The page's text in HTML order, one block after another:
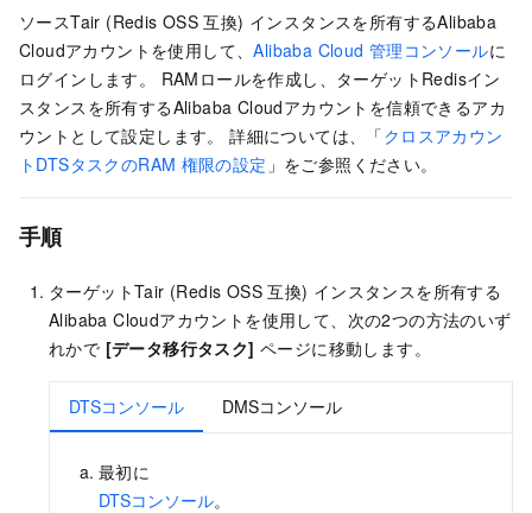
ソースTair (Redis OSS 互換) インスタンスを所有するAlibaba
Cloudアカウントを使用して、Alibaba Cloud 管理コンソールに
ログインします。 RAMロールを作成し、ターゲットRedisイン
スタンスを所有するAlibaba Cloudアカウントを信頼できるアカ
ウントとして設定します。 詳細については、「クロスアカウン
トDTSタスクのRAM 権限の設定 」をご参照ください。
手順
ターゲットTair (Redis OSS 互換) インスタンスを所有する
Alibaba Cloudアカウントを使用して、次の2つの方法のいず
れかで [データ移行タスク] ページに移動します。
DTSコンソール DMSコンソール
最初に
DTSコンソール。